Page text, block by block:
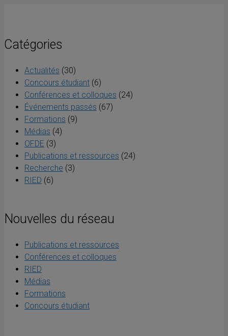
Catégories
Actualités (30)
Concours étudiant (6)
Conférences et colloques (24)
Événements passés (67)
Formations (9)
Médias (4)
OFDE (3)
Publications et ressources (24)
Recherche (3)
RIED (6)
Nouvelles du réseau
Publications et ressources
Conférences et colloques
RIED
Médias
Formations
Concours étudiant